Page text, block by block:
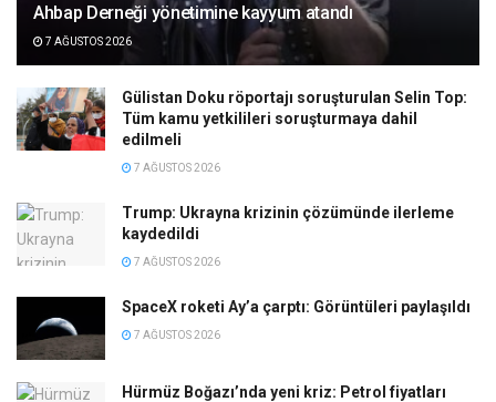
Ahbap Derneği yönetimine kayyum atandı
7 AĞUSTOS 2026
Gülistan Doku röportajı soruşturulan Selin Top:
Tüm kamu yetkilileri soruşturmaya dahil
edilmeli
7 AĞUSTOS 2026
Trump: Ukrayna krizinin çözümünde ilerleme
kaydedildi
7 AĞUSTOS 2026
SpaceX roketi Ay’a çarptı: Görüntüleri paylaşıldı
7 AĞUSTOS 2026
Hürmüz Boğazı’nda yeni kriz: Petrol fiyatları